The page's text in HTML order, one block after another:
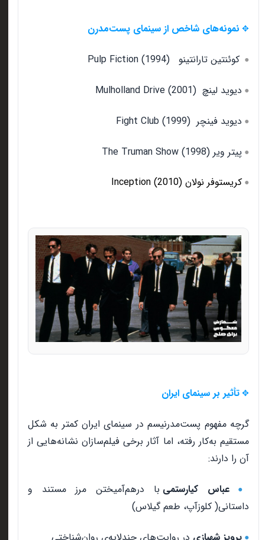
✥ نمونه‌های شاخص از سینمای پست‌مدرن
● Pulp Fiction (1994) کوئنتین تارانتینو
● Mulholland Drive (2001) دیوید لینچ
● Fight Club (1999) دیوید فینچر
● The Truman Show (1998) پیتر ویر
● کریستوفر نولان (2010) Inception
✥ تأثیر بر سینمای ایران
گرچه مفهوم پست‌مدرنیسم در سینمای ایران کمتر به شکل
مستقیم به‌کار رفته، اما آثار برخی فیلم‌سازان نشانه‌هایی از
آن را دارند:
● عباس کیارستمی با درهم‌آمیختن مرز مستند و
داستانی) کلوزآپ، طعم گیلاس(
●